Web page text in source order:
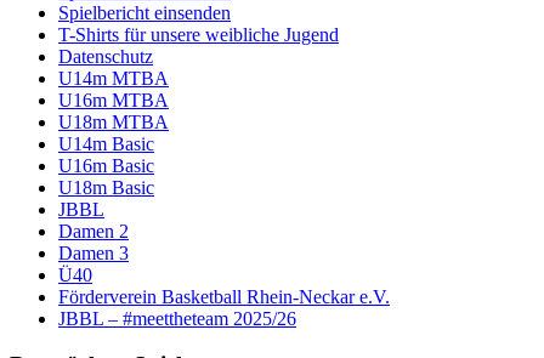
Spielbericht einsenden
T-Shirts für unsere weibliche Jugend
Datenschutz
U14m MTBA
U16m MTBA
U18m MTBA
U14m Basic
U16m Basic
U18m Basic
JBBL
Damen 2
Damen 3
Ü40
Förderverein Basketball Rhein-Neckar e.V.
JBBL – #meettheteam 2025/26